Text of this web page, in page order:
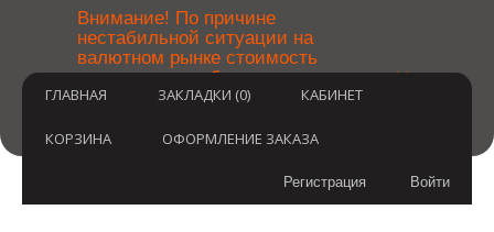
Внимание! По причине
нестабильной ситуации на
валютном рынке стоимость
товаров может быть уточнена
после оформления заказа.
неудобства.
×
ГЛАВНАЯ ЗАКЛАДКИ (0) КАБИНЕТ
КОРЗИНА ОФОРМЛЕНИЕ ЗАКАЗА
Войти
Регистрация